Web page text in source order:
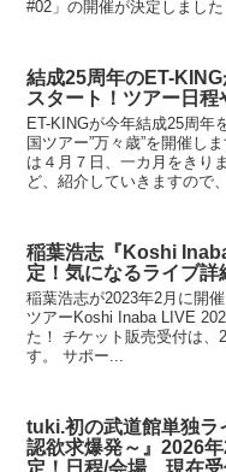
#02」の開催が決定しまし
結成25周年のET-
スタート！ツアー日程
ET-KINGが今年結成25周年
国ツアー”万々歳”を開催し
は４月７日、一カ月をきり
ど、紹介していきますので、
稲葉浩志『Koshi
定！気になるライブ詳
稲葉浩志が2023年2月に開
ツアーKoshi Inaba LIVE
た！ チケット販売受付は、
す。 サポー...
tuki.初の武道館単独
認欲求爆発～』2026